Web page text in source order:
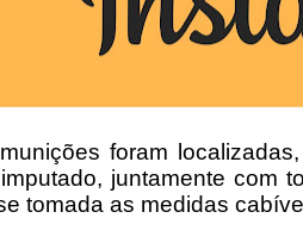
foram
juntamente com
tomada as medidas